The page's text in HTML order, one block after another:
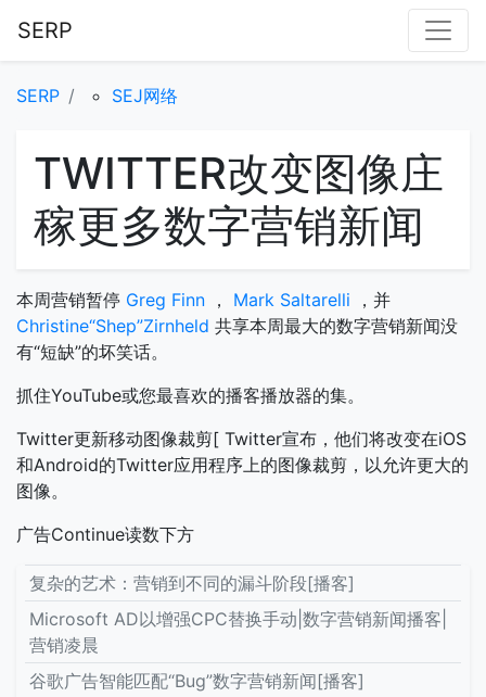
SERP
SERP SEJ网络
TWITTER改变图像庄
稼更多数字营销新闻
本周营销暂停 Greg Finn ， Mark Saltarelli
，并
Christine“Shep”Zirnheld 共享本周最大的数字营销新闻没
有“短缺”的坏笑话。
抓住YouTube或您最喜欢的播客播放器的集。
Twitter更新移动图像裁剪[ Twitter宣布，他们将改变在iOS
和Android的Twitter应用程序上的图像裁剪，以允许更大的
图像。
广告Continue读数下方
复杂的艺术：营销到不同的漏斗阶段[播客]
Microsoft AD以增强CPC替换手动|数字营销新闻播客|
营销凌晨
谷歌广告智能匹配“Bug”数字营销新闻[播客]